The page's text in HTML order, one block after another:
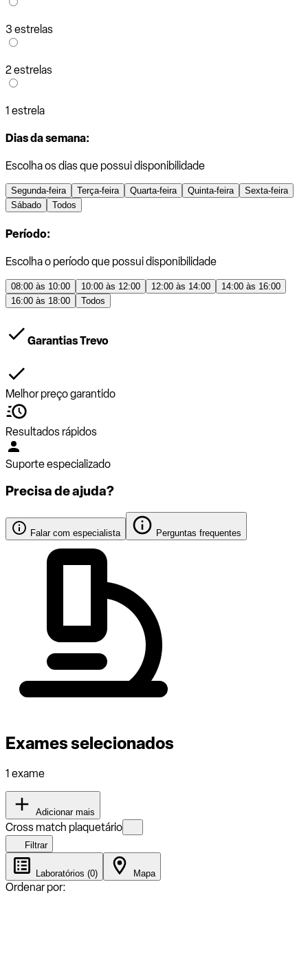
3 estrelas
2 estrelas
1 estrela
Dias da semana:
Escolha os dias que possui disponibilidade
Segunda-feira Terça-feira Quarta-feira Quinta-feira
Sexta-feira
Sábado
Todos
Período:
Escolha o período que possui disponibilidade
08:00 às 10:00 10:00 às 12:00 12:00 às 14:00
14:00 às 16:00
16:00 às 18:00
Todos
Garantias Trevo
Melhor preço garantido
Resultados rápidos
Suporte especializado
Precisa de ajuda?
Falar com especialista Perguntas frequentes
Exames selecionados
1 exame
Adicionar mais
Cross match plaquetário
Filtrar
Laboratórios (0) Mapa
Ordenar por: